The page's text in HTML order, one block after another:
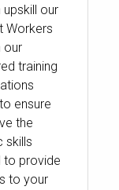
upskill our
Workers
our
training
ensure
the
skills
to provide
to your